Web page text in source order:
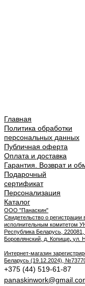
Главная
Политика обработки
персональных данных
Публичная оферта
Оплата и доставка
Гарантия. Возврат и
Подарочный
сертификат
Персонализация
Каталог
ООО "Панаскин"
Свидетельство о
исполнительным комитетом
Республика Беларусь,
Боровлянский, д. Копище, ул.
Интернет-магазин
Беларусь (19.12.2024),
+375 (44) 519-61-87